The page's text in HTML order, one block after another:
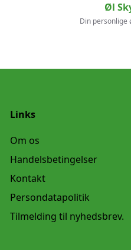
Øl
Din personlige
Links
Om os
Handelsbetingelser
Kontakt
Persondatapolitik
Tilmelding til nyhedsbrev.